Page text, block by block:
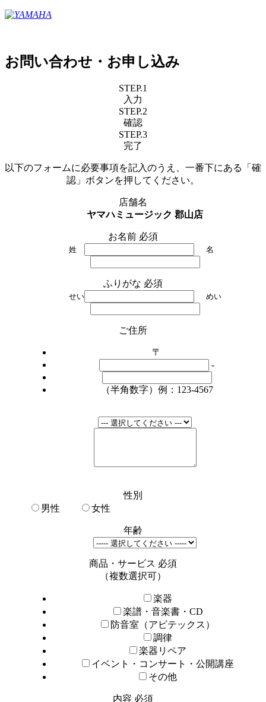
お問い合わせ・お申し込み
STEP.1
入力
STEP.2
確認
STEP.3
完了
以下のフォームに必要事項を記入のうえ、一番下にある「確
認」ボタンを押してください。
店舗名
ヤマハミュージック 郡山店
お名前 必須
姓 名
ふりがな 必須
せい めい
ご住所
〒
-
（半角数字）例：123-4567
性別
男性
女性
年齢
商品・サービス 必須
（複数選択可）
楽器
楽譜・音楽書・CD
防音室（アビテックス）
調律
楽器リペア
イベント・コンサート・公開講座
その他
内容 必須